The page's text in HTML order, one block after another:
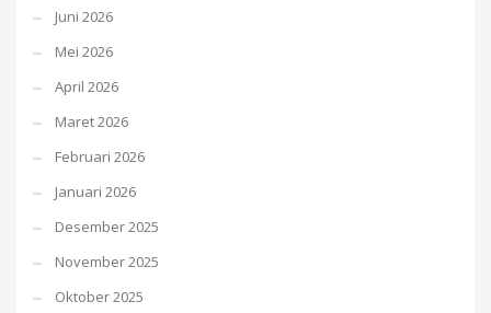
Juni 2026
Mei 2026
April 2026
Maret 2026
Februari 2026
Januari 2026
Desember 2025
November 2025
Oktober 2025